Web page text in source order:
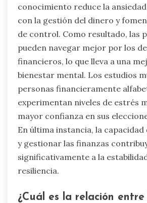
conocimiento reduce la
con la gestión del dinero y
de control. Como resultado, las
pueden navegar mejor por los
financieros, lo que lleva a una
bienestar mental. Los estudios
personas financieramente
experimentan niveles de estrés
mayor confianza en sus
En última instancia, la
y gestionar las finanzas
significativamente a la
resiliencia.
¿Cuál es la relación entre